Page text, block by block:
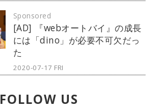
恐竜わっしょいスポットがあったの
でご紹介します。
[AD] 『webオートバイ』の成長
には「dino」が必要不可欠だっ
た
Sponsored
2020-07-17 FRI
FOLLOW US